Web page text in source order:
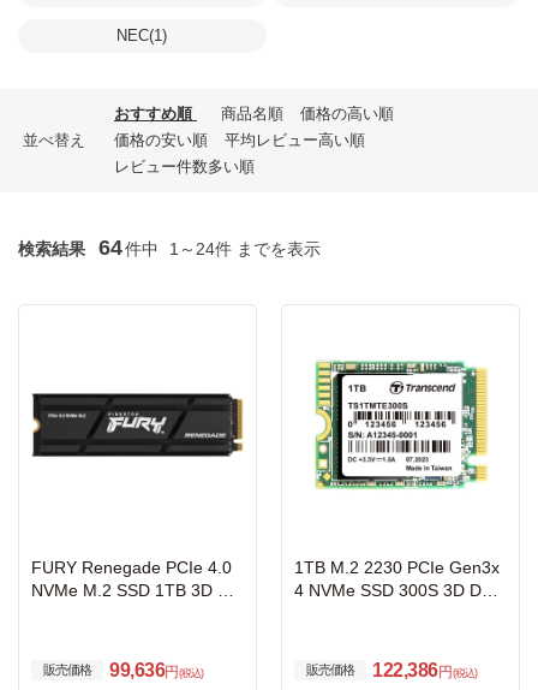
NEC(1)
並べ替え
おすすめ順 商品名順
価格の高い順
価格の安い順
平均レビュー高い順
レビュー件数多い順
検索結果 64件中 1～24件 までを表示
FURY Renegade PCIe 4.0
NVMe M.2 SSD 1TB 3D TL
込6000MB/秒
販売価格 99,636円 (税込)
1TB M.2 2230 PCIe Gen3x
4 NVMe SSD 300S 3D DRA
販売価格 122,386円 (税込)